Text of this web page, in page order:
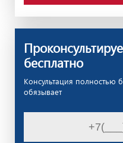
бесплатно
Консультация полностью
обязывает